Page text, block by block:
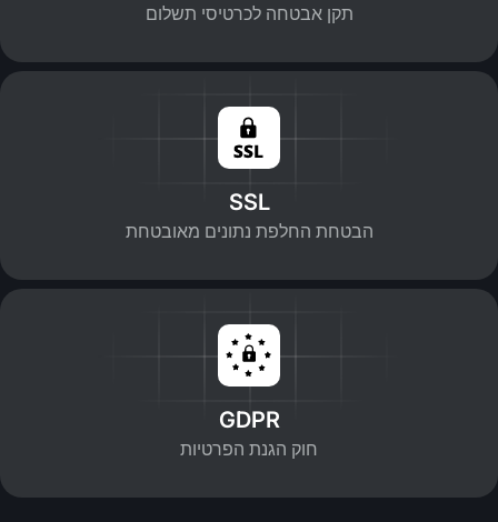
תקן אבטחה לכרטיסי תשלום
SSL
הבטחת החלפת נתונים מאובטחת
GDPR
חוק הגנת הפרטיות